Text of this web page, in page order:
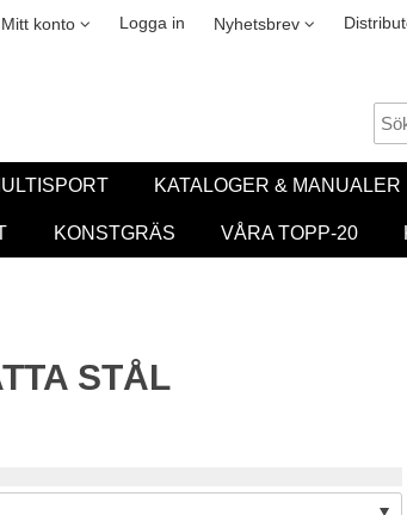
Mitt konto Logga in Nyhetsbrev
Newsletter
KATALOGER & MANUALER
KONSTGRÄS VÅRA TOPP-20
STÅL